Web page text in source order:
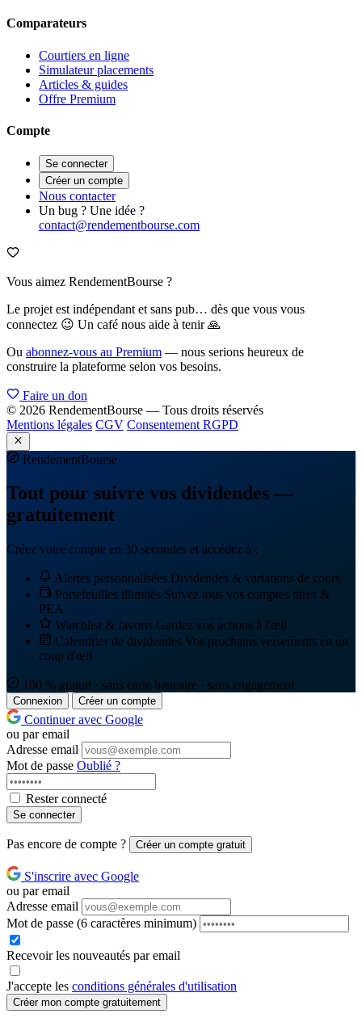
Comparateurs
Courtiers en ligne
Simulateur placements
Articles & guides
Offre Premium
Compte
Se connecter
Créer un compte
Nous contacter
Un bug ? Une idée ?
contact@rendementbourse.com
Vous aimez RendementBourse ?
Le projet est indépendant et sans pub… dès que vous vous
connectez 😉 Un café nous aide à tenir 🙏
Ou abonnez-vous au Premium — nous serions heureux de
construire la plateforme selon vos besoins.
Faire un don
© 2026 RendementBourse — Tous droits réservés
Mentions légales CGV Consentement RGPD
RendementBourse
Tout pour suivre vos dividendes —
gratuitement
Créez votre compte en 30 secondes et accédez à :
Alertes personnalisées Dividendes & variations de cours
Portefeuilles illimités Suivez tous vos comptes titres &
PEA
Watchlist & favoris Gardez vos actions à l'œil
Calendrier de dividendes Vos prochains versements en un
coup d'œil
100 % gratuit · sans carte bancaire · sans engagement
Connexion Créer un compte
Continuer avec Google
ou par email
Adresse email
Mot de passe Oublié ?
Rester connecté
Se connecter
Pas encore de compte ? Créer un compte gratuit
S'inscrire avec Google
ou par email
Adresse email
Mot de passe (6 caractères minimum)
Recevoir les nouveautés par email
J'accepte les conditions générales d'utilisation
Créer mon compte gratuitement